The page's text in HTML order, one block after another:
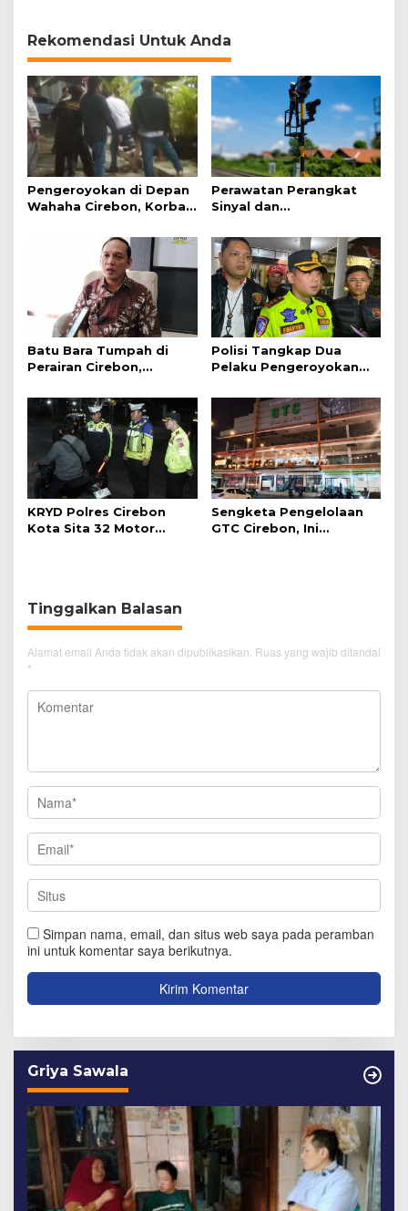
Rekomendasi Untuk Anda
Pengeroyokan di Depan
Wahaha Cirebon, Korban
Perawatan Perangkat
Sinyal dan
Perjalanan Kereta Api
Batu Bara Tumpah di
Perairan Cirebon,
Hijau
Polisi Tangkap Dua
Pelaku Pengeroyokan
KRYD Polres Cirebon
Kota Sita 32 Motor
Sengketa Pengelolaan
GTC Cirebon, Ini
Tinggalkan Balasan
Alamat email Anda tidak akan dipublikasikan. Ruas yang wajib ditandai
*
Simpan nama, email, dan situs web saya pada peramban
ini untuk komentar saya berikutnya.
Griya Sawala